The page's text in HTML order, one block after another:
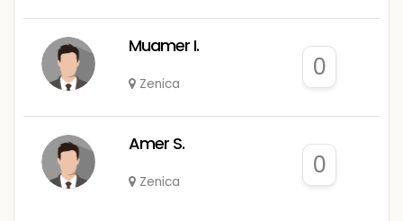
Muamer I.
Zenica
0
Amer S.
Zenica
0